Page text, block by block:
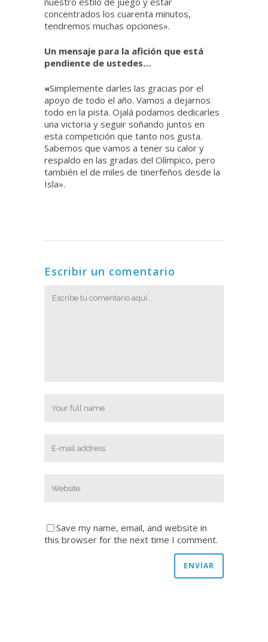
concentrados los cuarenta minutos,
tendremos muchas opciones».
Un mensaje para la afición que está
pendiente de ustedes…
«Simplemente darles las gracias por el
apoyo de todo el año. Vamos a dejarnos
todo en la pista. Ojalá podamos dedicarles
una victoria y seguir soñando juntos en
esta competición que tanto nos gusta.
Sabemos que vamos a tener su calor y
respaldo en las gradas del Olímpico, pero
también el de miles de tinerfeños desde la
Isla».
Escribir un comentario
Save my name, email, and website in
this browser for the next time I comment.